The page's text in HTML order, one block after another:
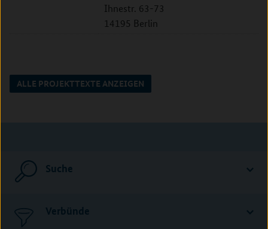
Ihnestr. 63-73
14195 Berlin
ALLE PROJEKTTEXTE ANZEIGEN
Suche
Verbünde